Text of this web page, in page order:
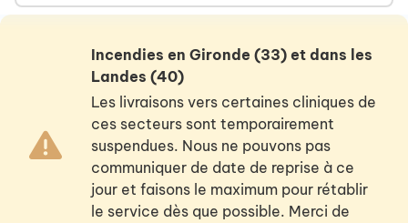
Incendies en Gironde (33) et dans les
Landes (40)
Les livraisons vers certaines cliniques de
ces secteurs sont temporairement
suspendues. Nous ne pouvons pas
communiquer de date de reprise à ce
jour et faisons le maximum pour rétablir
le service dès que possible. Merci de